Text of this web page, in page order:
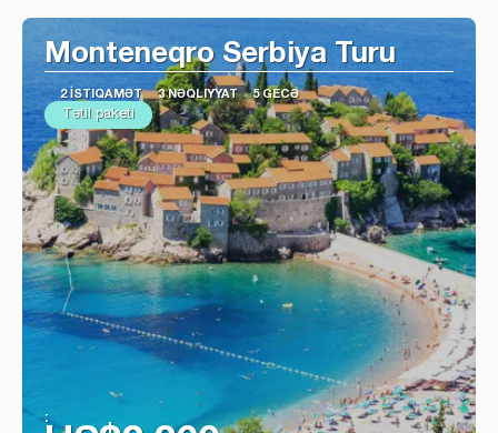
Monteneqro Serbiya Turu
2 İSTIQAMƏT 3 NƏQLIYYAT 5 GECƏ
Tətil paketi
: